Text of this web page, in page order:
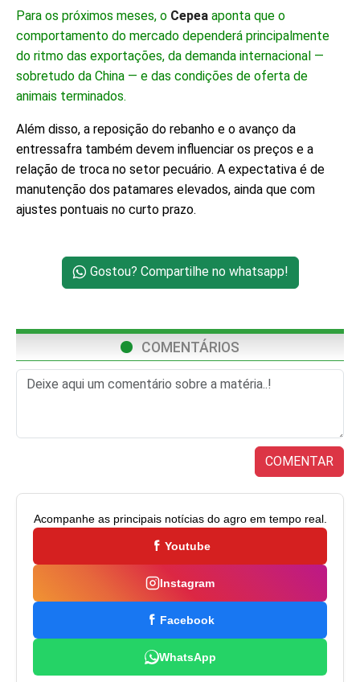
Para os próximos meses, o Cepea aponta que o
comportamento do mercado dependerá principalmente
do ritmo das exportações, da demanda internacional —
sobretudo da China — e das condições de oferta de
animais terminados.
Além disso, a reposição do rebanho e o avanço da
entressafra também devem influenciar os preços e a
relação de troca no setor pecuário. A expectativa é de
manutenção dos patamares elevados, ainda que com
ajustes pontuais no curto prazo.
Gostou? Compartilhe no whatsapp!
COMENTÁRIOS
COMENTAR
Acompanhe as principais notícias do agro em tempo real.
Youtube
Instagram
Facebook
WhatsApp